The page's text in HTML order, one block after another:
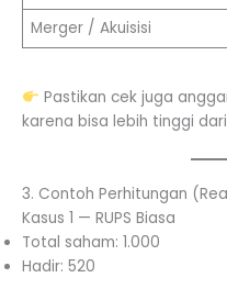
Merger / Akuisisi
Pastikan cek juga
karena bisa lebih tinggi dari
3. Contoh Perhitungan
Kasus 1 — RUPS Biasa
Total saham: 1.000
Hadir: 520